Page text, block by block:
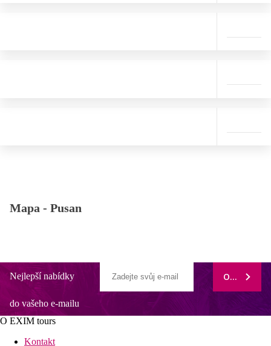
Mapa - Pusan
Nejlepší nabídky
do vašeho e-mailu
ODEBÍRAT
O EXIM tours
Kontakt